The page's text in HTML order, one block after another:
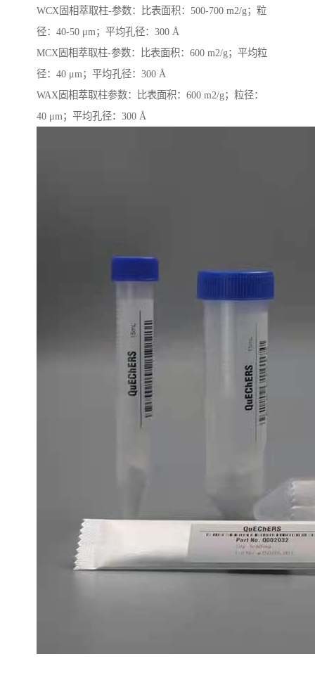
WCX固相萃取柱-参数：比表面积：500-700 m2/g；粒
径：40-50 μm；平均孔径：300 Å
MCX固相萃取柱-参数：比表面积：600 m2/g；平均粒
径：40 μm；平均孔径：300 Å
WAX固相萃取柱参数：比表面积：600 m2/g；粒径：
40 μm；平均孔径：300 Å